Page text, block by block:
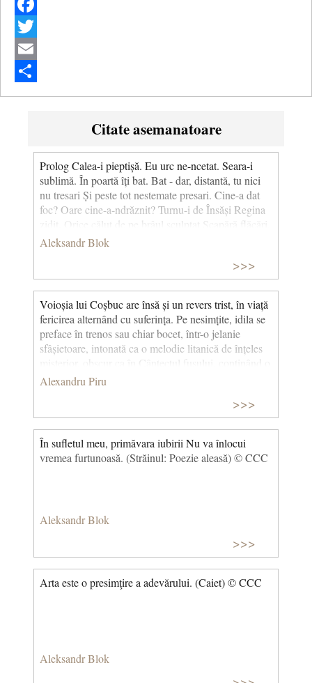
Facebook
Twitter
Email
Share
Citate asemanatoare
Prolog Calea-i pieptișă. Eu urc ne-ncetat. Seara-i
sublimă. În poartă îți bat. Bat - dar, distantă, tu nici
nu tresari Și peste tot nestemate presari. Cine-a dat
foc? Oare cine-a-ndrăznit? Turnu-i de Însăși Regina
zidit. Orice căluț de pe brâul sculptat Scapără flăcări,
ca fermecat. Sus se avântă cupola,-n azur, Joacă-n
asfințit De primăvară-i acum aurit. Tu m-așteptai ca
să vin la apus? Poarta-i deschis-o? Focul l-ai pus?
(Volumul ''Versuri despre Preafrumoasa Doamnă'',
28 decembrie 1903) (Traducere de Emil Iordache)
Aleksandr Blok
>>>
Voioșia lui Coșbuc are însă și un revers trist, în viață
fericirea alternând cu suferința. Pe nesimțite, idila se
preface în trenos sau chiar bocet, într-o jelanie
sfâșietoare, intonată ca o melodie litanică de înțeles
misterior, obscur ca în Cântectul fusului, conținând o
simbolistică stranie a crizei erotice juvenile. (Despre
Alexandru Piru
>>>
În sufletul meu, primăvara iubirii Nu va înlocui
vremea furtunoasă. (Străinul: Poezie aleasă) © CCC
Aleksandr Blok
>>>
Arta este o presimţire a adevărului. (Caiet) © CCC
Aleksandr Blok